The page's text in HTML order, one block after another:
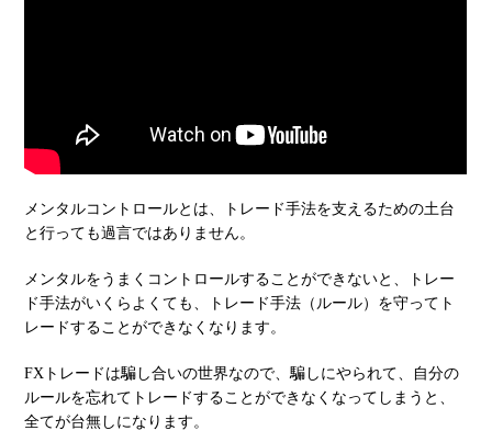
メンタルコントロールとは、トレード手法を支えるための土台
と行っても過言ではありません。
メンタルをうまくコントロールすることができないと、トレー
ド手法がいくらよくても、トレード手法（ルール）を守ってト
レードすることができなくなります。
FXトレードは騙し合いの世界なので、騙しにやられて、自分の
ルールを忘れてトレードすることができなくなってしまうと、
全てが台無しになります。